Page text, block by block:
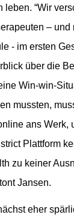
leben. “Wir
– und
- im ersten
über die
Win-win-
mussten,
ans Werk,
Plattform
zu keiner
Jansen.
eher